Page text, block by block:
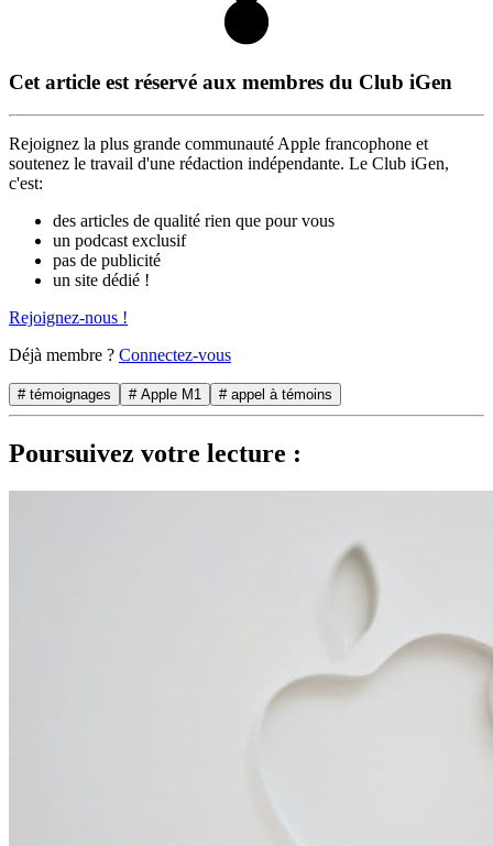
Cet article est réservé aux membres du Club iGen
Rejoignez la plus grande communauté Apple francophone et
soutenez le travail d'une rédaction indépendante. Le Club iGen,
c'est:
des articles de qualité rien que pour vous
un podcast exclusif
pas de publicité
un site dédié !
Rejoignez-nous !
Déjà membre ? Connectez-vous
# témoignages # Apple M1 # appel à témoins
Poursuivez votre lecture :